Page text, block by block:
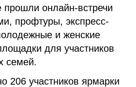
прошли онлайн-встречи
профтуры, экспресс-
и женские
для участников
семей.
206 участников ярмарки